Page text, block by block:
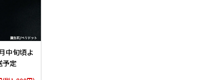
中旬頃よ
予定